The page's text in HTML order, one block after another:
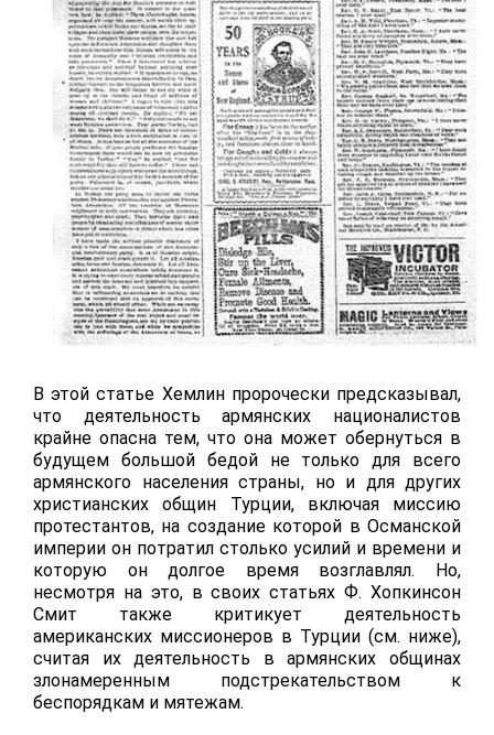
В этой статье Хемлин пророчески предсказывал,
что деятельность армянских националистов
крайне опасна тем, что она может обернуться в
будущем большой бедой не только для всего
армянского населения страны, но и для других
христианских общин Турции, включая миссию
протестантов, на создание которой в Османской
империи он потратил столько усилий и времени и
которую он долгое время возглавлял. Но,
несмотря на это, в своих статьях Ф. Хопкинсон
Смит также критикует деятельность
американских миссионеров в Турции (см. ниже),
считая их деятельность в армянских общинах
злонамеренным подстрекательством к
беспорядкам и мятежам.